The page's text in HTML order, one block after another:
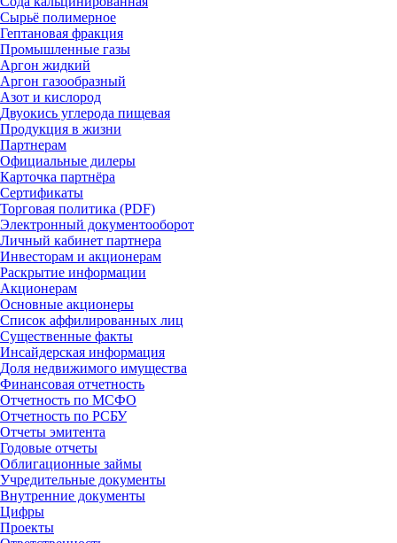
Сырьё полимерное
Гептановая фракция
Промышленные газы
Аргон жидкий
Аргон газообразный
Азот и кислород
Двуокись углерода пищевая
Продукция в жизни
Партнерам
Официальные дилеры
Карточка партнёра
Сертификаты
Торговая политика (PDF)
Электронный документооборот
Личный кабинет партнера
Инвесторам и акционерам
Раскрытие информации
Акционерам
Основные акционеры
Список аффилированных лиц
Существенные факты
Инсайдерская информация
Доля недвижимого имущества
Финансовая отчетность
Отчетность по МСФО
Отчетность по РСБУ
Отчеты эмитента
Годовые отчеты
Облигационные займы
Учредительные документы
Внутренние документы
Цифры
Проекты